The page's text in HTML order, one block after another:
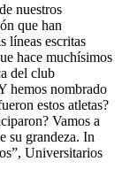
nuestros
que han
líneas escritas
hace muchísimos
del club
hemos nombrado
estos atletas?
Vamos a
su grandeza. In
Universitarios